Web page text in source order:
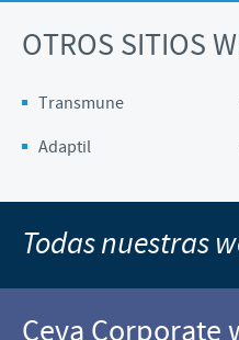
OTROS SITIOS
Transmune
Adaptil
Todas nuestras
Ceva Corporate